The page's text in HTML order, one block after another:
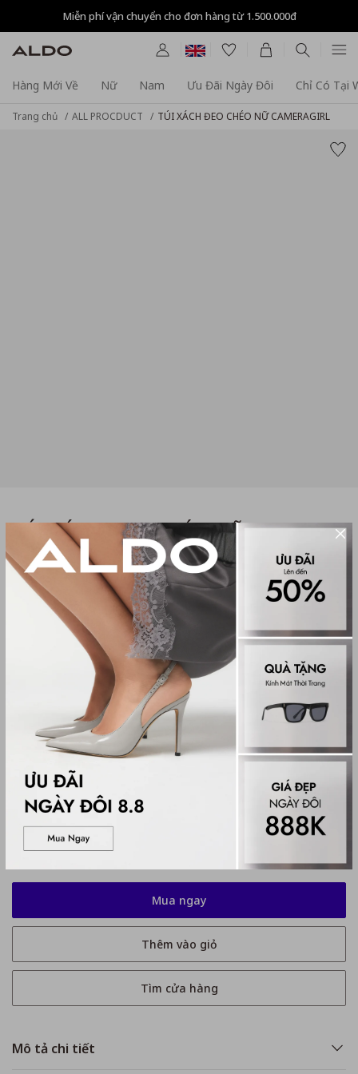
Miễn phí vận chuyển cho đơn hàng từ 1.500.000đ
Hàng Mới Về Nữ Nam Ưu Đãi Ngày Đôi Chỉ Có Tại
Trang chủ ALL PROCDUCT TÚI XÁCH ĐEO CHÉO NỮ CAMERAGIRL
TÚI XÁCH ĐEO CHÉO NỮ
CAMERAGIRL
(0 đánh giá)
Women Cross & Shoulder
1,950,000₫
FLORAL
No Size
Mô tả chi tiết
Tặng quà khi mua bill từ 1 triệu 8
Mua ngay
Thêm vào giỏ
Tìm cửa hàng